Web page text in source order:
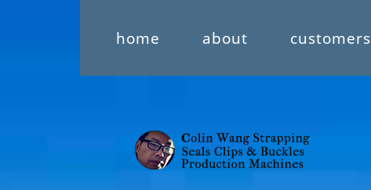
home about customers